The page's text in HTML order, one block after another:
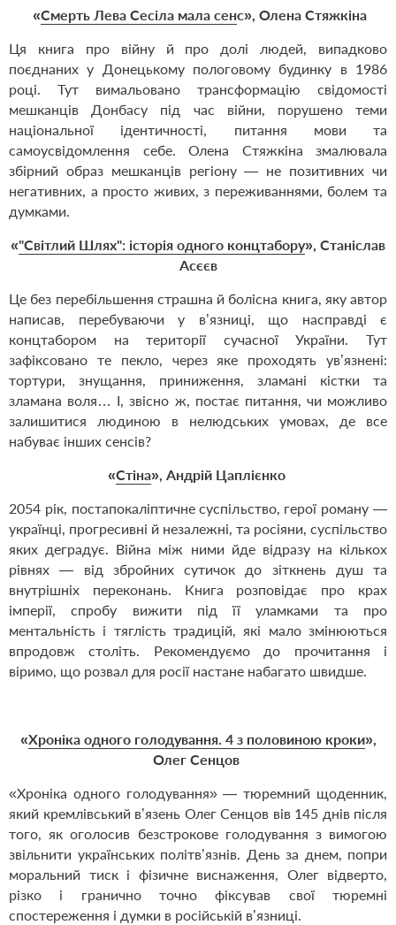
«Смерть Лева Сесіла мала сенс», Олена Стяжкіна
Ця книга про війну й про долі людей, випадково
поєднаних у Донецькому пологовому будинку в 1986
році. Тут вимальовано трансформацію свідомості
мешканців Донбасу під час війни, порушено теми
національної ідентичності, питання мови та
самоусвідомлення себе. Олена Стяжкіна змалювала
збірний образ мешканців регіону — не позитивних чи
негативних, а просто живих, з переживаннями, болем та
думками.
«"Світлий Шлях": історія одного концтабору», Станіслав
Асєєв
Це без перебільшення страшна й болісна книга, яку автор
написав, перебуваючи у в’язниці, що насправді є
концтабором на території сучасної України. Тут
зафіксовано те пекло, через яке проходять ув’язнені:
тортури, знущання, приниження, зламані кістки та
зламана воля… І, звісно ж, постає питання, чи можливо
залишитися людиною в нелюдських умовах, де все
набуває інших сенсів?
«Стіна», Андрій Цаплієнко
2054 рік, постапокаліптичне суспільство, герої роману —
українці, прогресивні й незалежні, та росіяни, суспільство
яких деградує. Війна між ними йде відразу на кількох
рівнях — від збройних сутичок до зіткнень душ та
внутрішніх переконань. Книга розповідає про крах
імперії, спробу вижити під її уламками та про
ментальність і тяглість традицій, які мало змінюються
впродовж століть. Рекомендуємо до прочитання і
віримо, що розвал для росії настане набагато швидше.
«Хроніка одного голодування. 4 з половиною кроки»,
Олег Сенцов
«Хроніка одного голодування» — тюремний щоденник,
який кремлівський в’язень Олег Сенцов вів 145 днів після
того, як оголосив безстрокове голодування з вимогою
звільнити українських політв’язнів. День за днем, попри
моральний тиск і фізичне виснаження, Олег відверто,
різко і гранично точно фіксував свої тюремні
спостереження і думки в російській в’язниці.